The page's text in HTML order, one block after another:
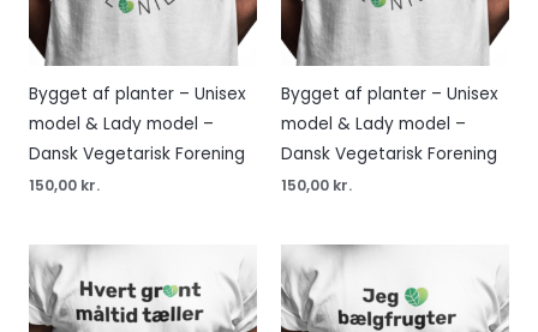
Bygget af planter – Unisex
model & Lady model –
Dansk Vegetarisk Forening
150,00 kr.
Bygget af planter – Unisex
model & Lady model –
Dansk Vegetarisk Forening
150,00 kr.